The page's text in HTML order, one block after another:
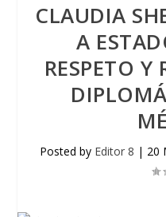
CLAUDIA
A
RESPETO Y
Posted by Editor 8 | 20